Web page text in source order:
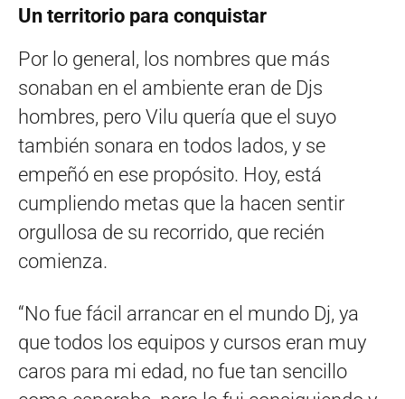
Un territorio para conquistar
Por lo general, los nombres que más
sonaban en el ambiente eran de Djs
hombres, pero Vilu quería que el suyo
también sonara en todos lados, y se
empeñó en ese propósito. Hoy, está
cumpliendo metas que la hacen sentir
orgullosa de su recorrido, que recién
comienza.
“No fue fácil arrancar en el mundo Dj, ya
que todos los equipos y cursos eran muy
caros para mi edad, no fue tan sencillo